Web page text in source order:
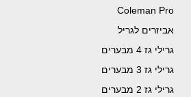
Coleman Pro
אביזרים לגריל
גרילי גז 4 מבערים
גרילי גז 3 מבערים
גרילי גז 2 מבערים